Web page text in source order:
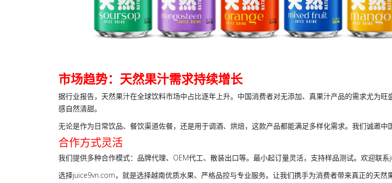
市场趋势：天然果汁需求持续增长
据行业报告，天然果汁在全球饮料市场中占比逐年上升。中国消费者对无添加、真果汁产品的需求尤为
感自然清甜。
无论是作为日常饮品、餐饮渠道佐餐，还是用于调酒、烘焙，这款产品都能满足多样化需求。我们诚邀中
合作方式灵活
我们提供多种合作模式：品牌代理、OEM代工、散装出口等。最小起订量灵活，支持样品测试。欢迎联系
选择juice9vn.com，就是选择越南优质水果、严格品控与专业服务。让我们携手为消费者带来真正的天然